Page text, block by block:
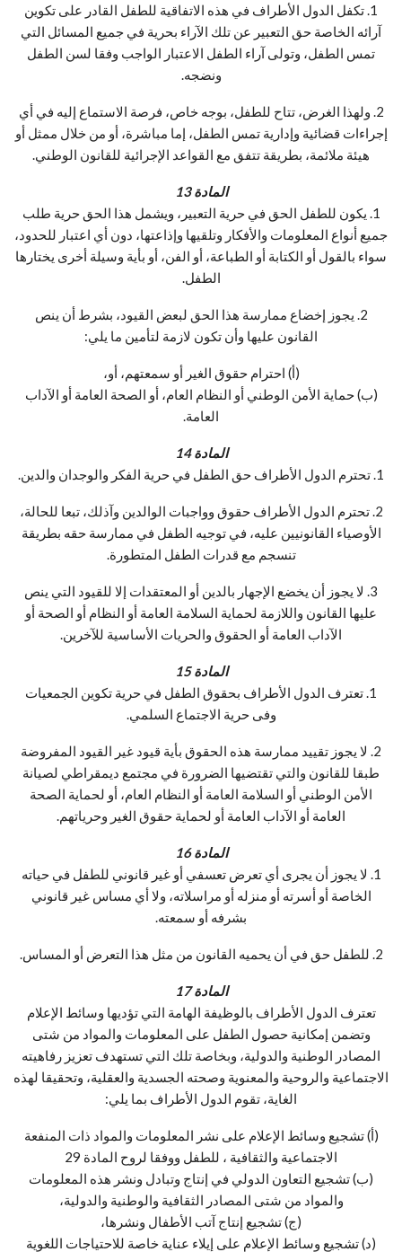
1. تكفل الدول الأطراف في هذه الاتفاقية للطفل القادر على تكوين
آرائه الخاصة حق التعبير عن تلك الآراء بحرية في جميع المسائل التي
تمس الطفل، وتولى آراء الطفل الاعتبار الواجب وفقا لسن الطفل
ونضجه.
2. ولهذا الغرض، تتاح للطفل، بوجه خاص، فرصة الاستماع إليه في أي
إجراءات قضائية وإدارية تمس الطفل، إما مباشرة، أو من خلال ممثل أو
هيئة ملائمة، بطريقة تتفق مع القواعد الإجرائية للقانون الوطني.
المادة 13
1. يكون للطفل الحق في حرية التعبير، ويشمل هذا الحق حرية طلب
جميع أنواع المعلومات والأفكار وتلقيها وإذاعتها، دون أي اعتبار للحدود،
سواء بالقول أو الكتابة أو الطباعة، أو الفن، أو بأية وسيلة أخرى يختارها
الطفل.
2. يجوز إخضاع ممارسة هذا الحق لبعض القيود، بشرط أن ينص
القانون عليها وأن تكون لازمة لتأمين ما يلي:
(أ) احترام حقوق الغير أو سمعتهم، أو،
(ب) حماية الأمن الوطني أو النظام العام، أو الصحة العامة أو الآداب
العامة.
المادة 14
1. تحترم الدول الأطراف حق الطفل في حرية الفكر والوجدان والدين.
2. تحترم الدول الأطراف حقوق وواجبات الوالدين وآذلك، تبعا للحالة،
الأوصياء القانونيين عليه، في توجيه الطفل في ممارسة حقه بطريقة
تنسجم مع قدرات الطفل المتطورة.
3. لا يجوز أن يخضع الإجهار بالدين أو المعتقدات إلا للقيود التي ينص
عليها القانون واللازمة لحماية السلامة العامة أو النظام أو الصحة أو
الآداب العامة أو الحقوق والحريات الأساسية للآخرين.
المادة 15
1. تعترف الدول الأطراف بحقوق الطفل في حرية تكوين الجمعيات
وفى حرية الاجتماع السلمي.
2. لا يجوز تقييد ممارسة هذه الحقوق بأية قيود غير القيود المفروضة
طبقا للقانون والتي تقتضيها الضرورة في مجتمع ديمقراطي لصيانة
الأمن الوطني أو السلامة العامة أو النظام العام، أو لحماية الصحة
العامة أو الآداب العامة أو لحماية حقوق الغير وحرياتهم.
المادة 16
1. لا يجوز أن يجرى أي تعرض تعسفي أو غير قانوني للطفل في حياته
الخاصة أو أسرته أو منزله أو مراسلاته، ولا أي مساس غير قانوني
بشرفه أو سمعته.
2. للطفل حق في أن يحميه القانون من مثل هذا التعرض أو المساس.
المادة 17
تعترف الدول الأطراف بالوظيفة الهامة التي تؤديها وسائط الإعلام
وتضمن إمكانية حصول الطفل على المعلومات والمواد من شتى
المصادر الوطنية والدولية، وبخاصة تلك التي تستهدف تعزيز رفاهيته
الاجتماعية والروحية والمعنوية وصحته الجسدية والعقلية، وتحقيقا لهذه
الغاية، تقوم الدول الأطراف بما يلي:
(أ) تشجيع وسائط الإعلام على نشر المعلومات والمواد ذات المنفعة
الاجتماعية والثقافية ، للطفل ووفقا لروح المادة 29
(ب) تشجيع التعاون الدولي في إنتاج وتبادل ونشر هذه المعلومات
والمواد من شتى المصادر الثقافية والوطنية والدولية،
(ج) تشجيع إنتاج آتب الأطفال ونشرها،
(د) تشجيع وسائط الإعلام على إيلاء عناية خاصة للاحتياجات اللغوية